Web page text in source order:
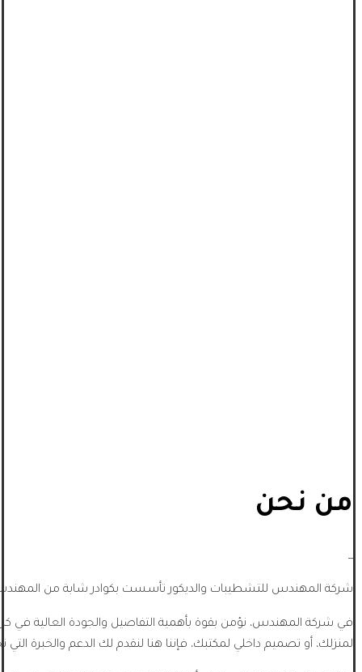
من نحن
_
شركة المهندس للتشطيبات والديكور تأسست بكوادر شابة من
في شركة المهندس، نؤمن بقوة بأهمية التفاصيل والجودة العالية
لمنزلك، أو تصميم داخلي لمكتبك، فإننا هنا لنقدم لك الدعم والخبرة التي